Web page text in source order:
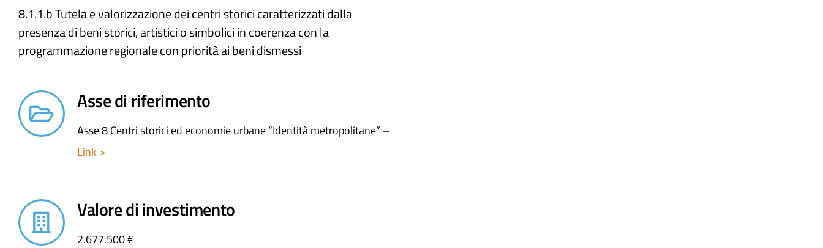
8.1.1.b Tutela e valorizzazione dei centri storici caratterizzati dalla
presenza di beni storici, artistici o simbolici in coerenza con la
programmazione regionale con priorità ai beni dismessi​
Asse di riferimento
Asse 8 Centri storici ed economie urbane “Identità metropolitane” –
Link >
Valore di investimento
2.677.500 €